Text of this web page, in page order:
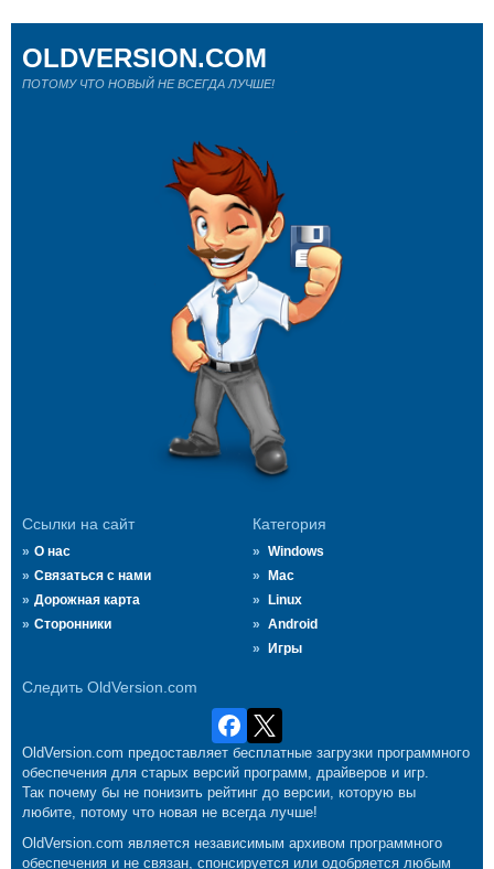
Ссылки на сайт
О нас
Связаться с нами
Дорожная карта
Сторонники
Категория
Windows
Mac
Linux
Android
Игры
Следить OldVersion.com
OLDVERSION.COM
ПОТОМУ ЧТО НОВЫЙ НЕ ВСЕГДА ЛУЧШЕ!
OldVersion.com предоставляет бесплатные загрузки программного
обеспечения для старых версий программ, драйверов и игр.
Так почему бы не понизить рейтинг до версии, которую вы
любите, потому что новая не всегда лучше!
OldVersion.com является независимым архивом программного
обеспечения и не связан, спонсируется или одобряется любым